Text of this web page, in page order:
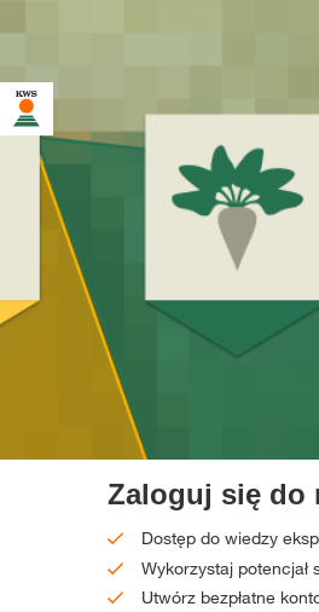
Zaloguj się do
Dostęp do wiedzy
Wykorzystaj potencjał
Utwórz bezpłatne